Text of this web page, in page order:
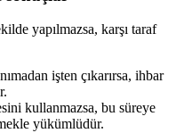
yapılmazsa, karşı taraf
işten çıkarırsa, ihbar
kullanmazsa, bu süreye
yükümlüdür.